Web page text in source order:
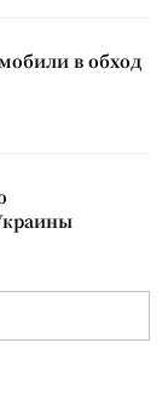
в обход